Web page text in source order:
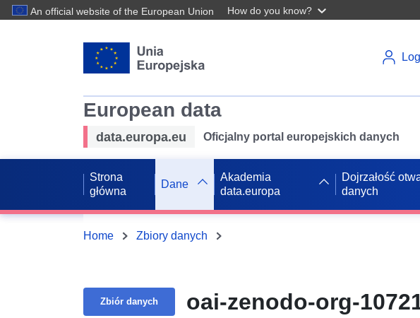
An official website of the European Union How do you know?
European data
data.europa.eu Oficjalny portal europejskich danych
Strona
główna
Dane
Akademia
data.europa
Dojrzałość
danych
Home Zbiory danych
Zbiór danych oai-zenodo-org-